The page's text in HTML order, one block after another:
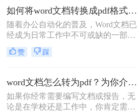
word怎么变成pdf格式，让你轻松应对
各种文档需求。
如何将word文档转换成pdf格式？二招轻松解决！
​随着办公自动化的普及，Word文档已
经成为日常工作中不可或缺的一部
分。然而，在不同的场景下，我们需
要将Word文档转换成PDF格式以保护
绍如何将word文档转换成pdf格式的方
法，并探讨其优缺点。
赞 踩
word文档怎么转为pdf？为你介绍三种常见的方法！
如果你经常需要编写文档或报告，无
论是在学校还是工作中，你肯定需要